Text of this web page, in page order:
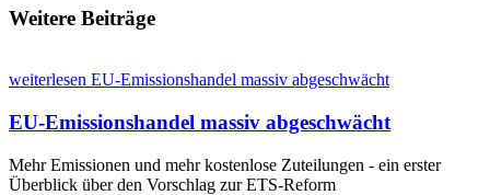
Weitere Beiträge
weiterlesen EU-Emissionshandel massiv abgeschwächt
EU-Emissionshandel massiv abgeschwächt
Mehr Emissionen und mehr kostenlose Zuteilungen - ein erster
Überblick über den Vorschlag zur ETS-Reform